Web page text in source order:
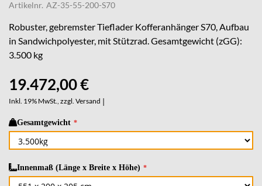
the
beginning
of
the
images
Artikelnr. AZ-35-55-200-S70
Robuster, gebremster Tieflader Kofferanhänger S70, Aufbau
in Sandwichpolyester, mit Stützrad. Gesamtgewicht (zGG):
3.500 kg
19.472,00 €
Inkl. 19% MwSt., zzgl. Versand |
Gesamtgewicht
Innenmaß (Länge x Breite x Höhe)